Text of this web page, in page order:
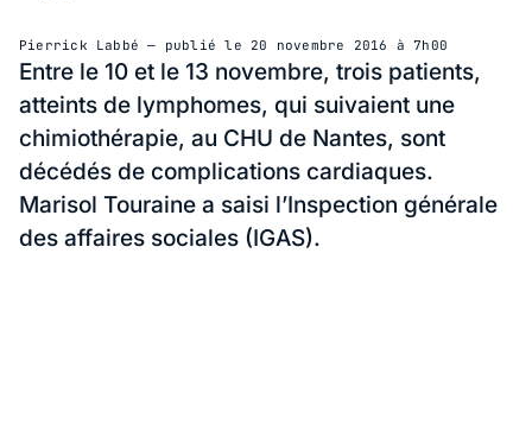
Pierrick Labbé — publié le 20 novembre 2016 à 7h00
Entre le 10 et le 13 novembre, trois patients,
atteints de lymphomes, qui suivaient une
chimiothérapie, au CHU de Nantes, sont
décédés de complications cardiaques.
Marisol Touraine a saisi l’Inspection générale
des affaires sociales (IGAS).